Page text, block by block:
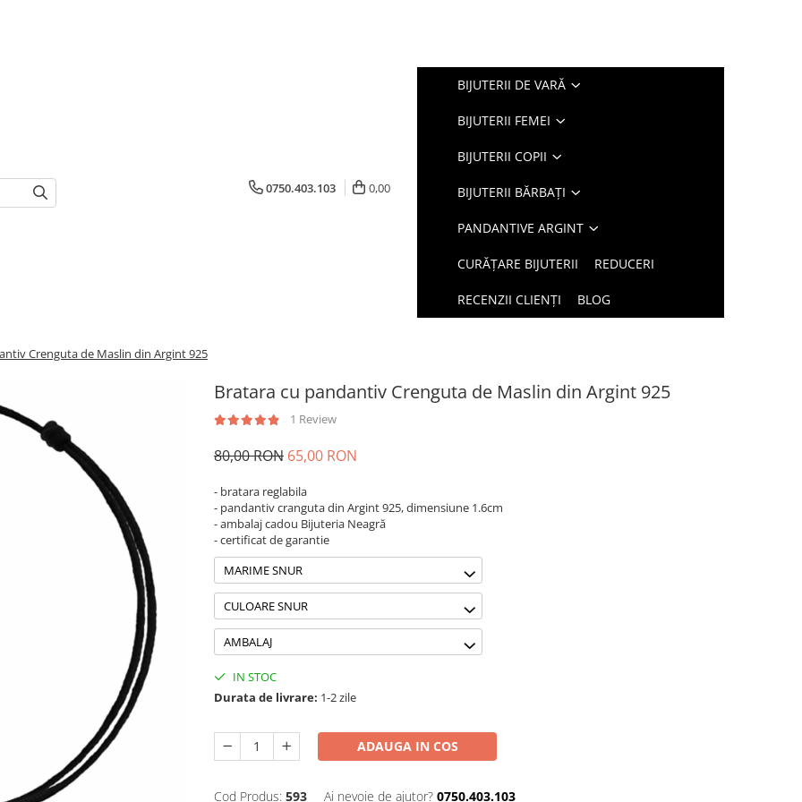
0750.403.103 0,00
BIJUTERII DE VARĂ
BIJUTERII FEMEI
BIJUTERII COPII
BIJUTERII BĂRBAȚI
PANDANTIVE ARGINT
CURĂȚARE BIJUTERII REDUCERI
RECENZII CLIENȚI BLOG
Crenguta de Maslin din Argint 925
Bratara cu pandantiv Crenguta de Maslin din Argint 925
1 Review
80,00 RON 65,00 RON
- bratara reglabila
- pandantiv cranguta din Argint 925, dimensiune 1.6cm
- ambalaj cadou Bijuteria Neagră
- certificat de garantie
MARIME SNUR
CULOARE SNUR
AMBALAJ
IN STOC
Durata de livrare: 1-2 zile
ADAUGA IN COS
Cod Produs: 593 Ai nevoie de ajutor? 0750.403.103